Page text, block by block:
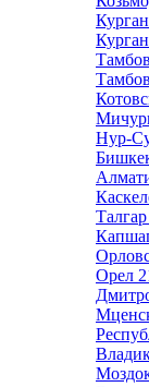
Курган
Тамбов
Нур-
Талгар
Орел